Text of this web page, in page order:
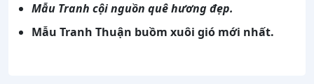
Mẫu Tranh cội nguồn quê hươngđẹp.
Mẫu Tranh Thuận buồm xuôi gió mới nhất.